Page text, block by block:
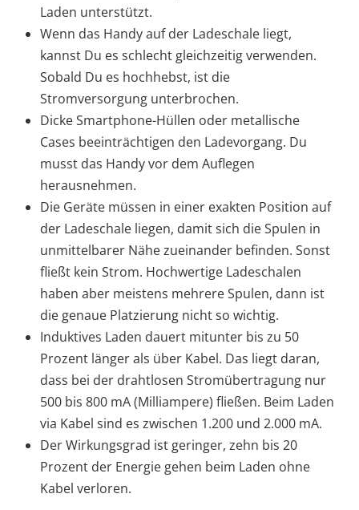
Laden unterstützt.
Wenn das Handy auf der Ladeschale liegt,
kannst Du es schlecht gleichzeitig verwenden.
Sobald Du es hochhebst, ist die
Stromversorgung unterbrochen.
Dicke Smartphone-Hüllen oder metallische
Cases beeinträchtigen den Ladevorgang. Du
musst das Handy vor dem Auflegen
herausnehmen.
Die Geräte müssen in einer exakten Position auf
der Ladeschale liegen, damit sich die Spulen in
unmittelbarer Nähe zueinander befinden. Sonst
fließt kein Strom. Hochwertige Ladeschalen
haben aber meistens mehrere Spulen, dann ist
die genaue Platzierung nicht so wichtig.
Induktives Laden dauert mitunter bis zu 50
Prozent länger als über Kabel. Das liegt daran,
dass bei der drahtlosen Stromübertragung nur
500 bis 800 mA (Milliampere) fließen. Beim Laden
via Kabel sind es zwischen 1.200 und 2.000 mA.
Der Wirkungsgrad ist geringer, zehn bis 20
Prozent der Energie gehen beim Laden ohne
Kabel verloren.